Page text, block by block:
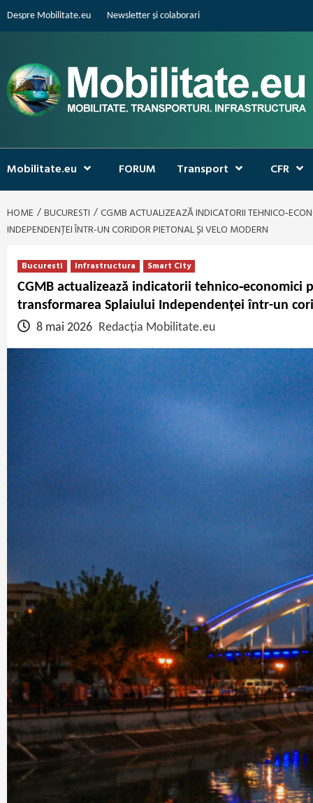
Despre Mobilitate.eu Newsletter și colaborari
Mobilitate.eu FORUM Transport CFR
HOME BUCURESTI
CGMB ACTUALIZEAZĂ INDICATORII
INDEPENDENȚEI ÎNTR-UN CORIDOR PIETONAL ȘI VELO MODERN
Bucuresti Infrastructura
Smart City
CGMB actualizează indicatorii
transformarea Splaiului Independenței într-un
8 mai 2026 Redacția Mobilitate.eu